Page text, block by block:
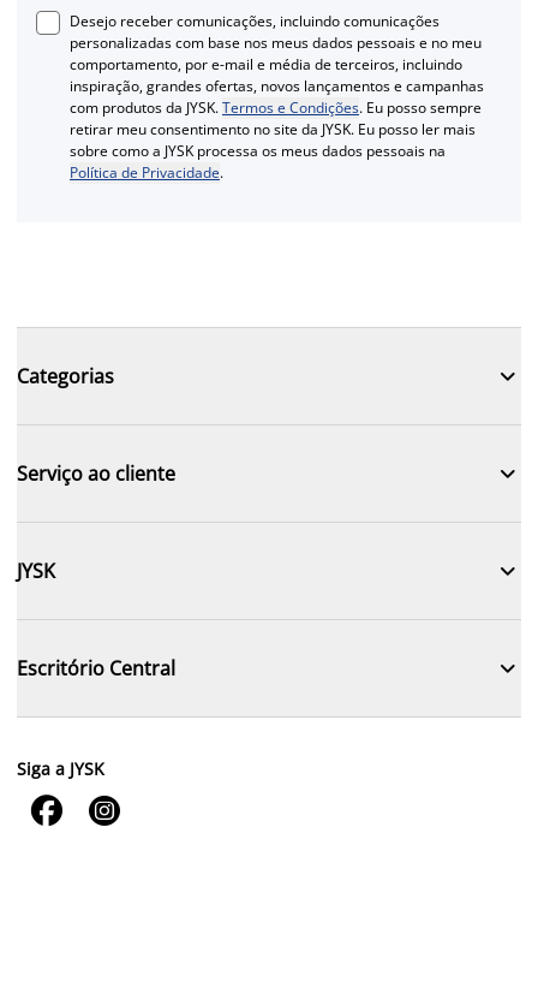
Desejo receber comunicações, incluindo comunicações
personalizadas com base nos meus dados pessoais e no meu
comportamento, por e-mail e média de terceiros, incluindo
inspiração, grandes ofertas, novos lançamentos e campanhas
com produtos da JYSK.Termos e Condições. Eu posso sempre
retirar meu consentimento no site da JYSK. Eu posso ler mais
sobre como a JYSK processa os meus dados pessoais na
Política de Privacidade.
Categorias 
Serviço ao cliente 
JYSK 
Escritório Central 
Siga a JYSK
 